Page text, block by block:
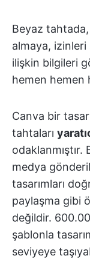
Beyaz
almaya,
ilişkin bilgileri
hemen hemen
Canva bir
tahtaları
medya
tasarımları
paylaşma gibi
değildir.
şablonla
seviyeye